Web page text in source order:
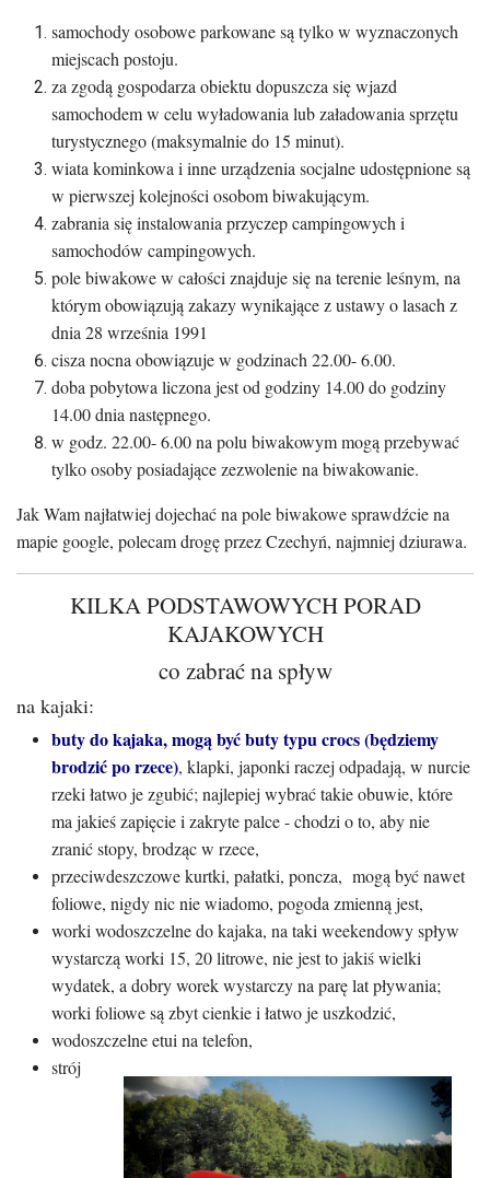
samochody osobowe parkowane są tylko w wyznaczonych
miejscach postoju.
za zgodą gospodarza obiektu dopuszcza się wjazd
samochodem w celu wyładowania lub załadowania sprzętu
turystycznego (maksymalnie do 15 minut).
wiata kominkowa i inne urządzenia socjalne udostępnione są
w pierwszej kolejności osobom biwakującym.
zabrania się instalowania przyczep campingowych i
samochodów campingowych.
pole biwakowe w całości znajduje się na terenie leśnym, na
którym obowiązują zakazy wynikające z ustawy o lasach z
dnia 28 września 1991
cisza nocna obowiązuje w godzinach 22.00- 6.00.
doba pobytowa liczona jest od godziny 14.00 do godziny
14.00 dnia następnego.
w godz. 22.00- 6.00 na polu biwakowym mogą przebywać
tylko osoby posiadające zezwolenie na biwakowanie.
Jak Wam najłatwiej dojechać na pole biwakowe sprawdźcie na
mapie google, polecam drogę przez Czechyń, najmniej dziurawa.
KILKA PODSTAWOWYCH PORAD
KAJAKOWYCH
co zabrać na spływ
na kajaki:
buty do kajaka, mogą być buty typu crocs (będziemy
brodzić po rzece), klapki, japonki raczej odpadają, w nurcie
rzeki łatwo je zgubić; najlepiej wybrać takie obuwie, które
ma jakieś zapięcie i zakryte palce - chodzi o to, aby nie
zranić stopy, brodząc w rzece,
przeciwdeszczowe kurtki, pałatki, poncza, mogą być nawet
foliowe, nigdy nic nie wiadomo, pogoda zmienną jest,
worki wodoszczelne do kajaka, na taki weekendowy spływ
wystarczą worki 15, 20 litrowe, nie jest to jakiś wielki
wydatek, a dobry worek wystarczy na parę lat pływania;
worki foliowe są zbyt cienkie i łatwo je uszkodzić,
wodoszczelne etui na telefon,
strój